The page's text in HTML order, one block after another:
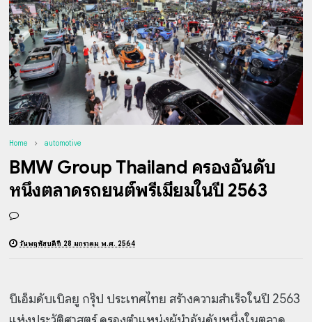
Home automotive
BMW Group Thailand ครองอันดับ
หนึ่งตลาดรถยนต์พรีเมียมในปี 2563
วันพฤหัสบดีที่ 28 มกราคม พ.ศ. 2564
บีเอ็มดับเบิลยู กรุ๊ป ประเทศไทย สร้างความสำเร็จในปี 2563